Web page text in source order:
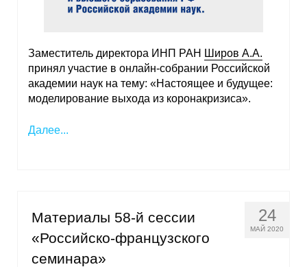
Заместитель директора ИНП РАН Широв А.А.
принял участие в онлайн-собрании Российской
академии наук на тему: «Настоящее и будущее:
моделирование выхода из коронакризиса».
Далее...
24
МАЙ 2020
Материалы 58-й сессии
«Российско-французского
семинара»